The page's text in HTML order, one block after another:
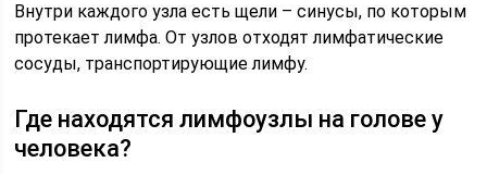
Внутри каждого узла есть щели – синусы, по которым
протекает лимфа. От узлов отходят лимфатические
сосуды, транспортирующие лимфу.
Где находятся лимфоузлы на голове у
человека?